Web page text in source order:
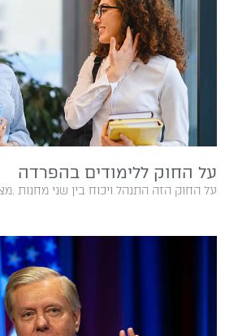
על החוק ללימודים בהפרדה
על‭ ‬החוק‭ ‬הזה‭ ‬התנהל‭ ‬ויכוח‭ ‬בין‭ ‬שני‭ ‬מחנות‭. ‬מצד‭ ‬אחד‭